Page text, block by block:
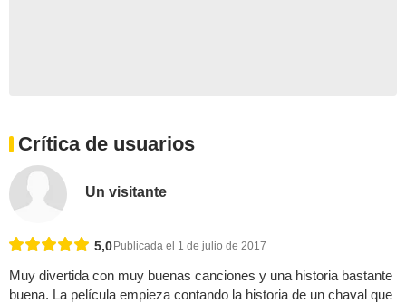
Crítica de usuarios
Un visitante
5,0 Publicada el 1 de julio de 2017
Muy divertida con muy buenas canciones y una historia bastante
buena. La película empieza contando la historia de un chaval que